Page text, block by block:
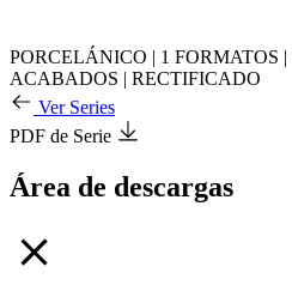
PORCELÁNICO | 1 FORMATOS |
ACABADOS | RECTIFICADO
Ver Series
PDF de Serie
Área de descargas